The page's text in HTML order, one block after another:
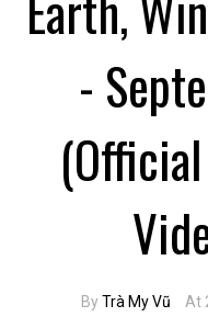
-
ByTrà My Vũ At